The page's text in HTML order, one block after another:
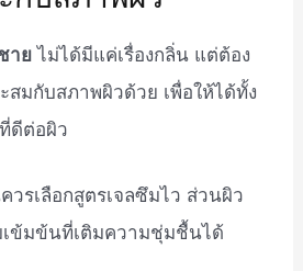
าย ไม่ได้มีแค่เรื่องกลิ่น แต่ต้อง
มกับสภาพผิวด้วย เพื่อให้ได้ทั้ง
ดีต่อผิว
วรเลือกสูตรเจลซึมไว ส่วนผิว
เข้มข้นที่เติมความชุ่มชื้นได้